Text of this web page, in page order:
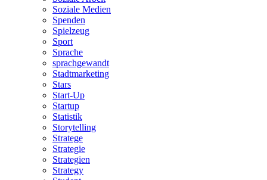
Soziale Medien
Spenden
Spielzeug
Sport
Sprache
sprachgewandt
Stadtmarketing
Stars
Start-Up
Startup
Statistik
Storytelling
Stratege
Strategie
Strategien
Strategy